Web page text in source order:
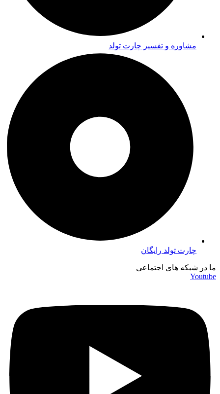
مشاوره و تفسیر چارت تولد
چارت تولد رایگان
ما در شبکه های اجتماعی
Youtube